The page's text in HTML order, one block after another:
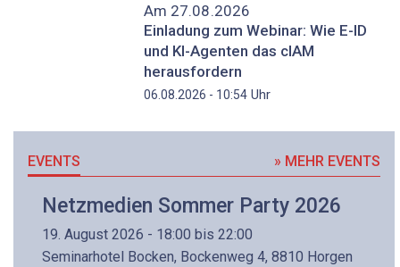
Am 27.08.2026
Einladung zum Webinar: Wie E-ID
und KI-Agenten das cIAM
herausfordern
06.08.2026 - 10:54Uhr
EVENTS » MEHR EVENTS
Netzmedien Sommer Party 2026
19. August 2026 - 18:00 bis 22:00
Seminarhotel Bocken, Bockenweg 4, 8810 Horgen